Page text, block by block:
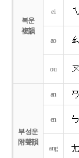
복운
複韻
ei
ao
ou
부성운
附聲韻
an
en
ang